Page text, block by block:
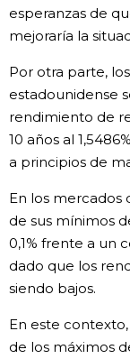
esperanzas de
mejoraría la
Por otra parte,
estadounidense
rendimiento de
10 años al
a principios de
En los mercados
de sus mínimos
0,1% frente a un
dado que los
siendo bajos.
En este
de los máximos